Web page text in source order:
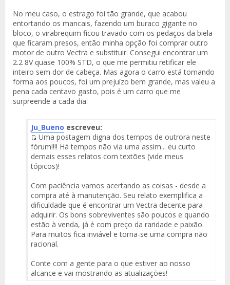
No meu caso, o estrago foi tão grande, que acabou
entortando os mancais, fazendo um buraco gigante no
bloco, o virabrequim ficou travado com os pedaços da biela
que ficaram presos, então minha opção foi comprar outro
motor de outro Vectra e substituir. Consegui encontrar um
2.2 8V quase 100% STD, o que me permitiu retificar ele
inteiro sem dor de cabeça. Mas agora o carro está tomando
forma aos poucos, foi um prejuízo bem grande, mas valeu a
pena cada centavo gasto, pois é um carro que me
surpreende a cada dia.
Ju_Bueno escreveu:
Fuente
del
Mensaje
Uma postagem digna dos tempos de outrora neste
fórum!!!! Há tempos não via uma assim... eu curto
demais esses relatos com textões (vide meus
tópicos)!
Com paciência vamos acertando as coisas - desde a
compra até à manutenção. Seu relato exemplifica a
dificuldade que é encontrar um Vectra decente para
adquirir. Os bons sobreviventes são poucos e quando
estão à venda, já é com preço da raridade e paixão.
Para muitos fica inviável e torna-se uma compra não
racional.
Conte com a gente para o que estiver ao nosso
alcance e vai mostrando as atualizações!